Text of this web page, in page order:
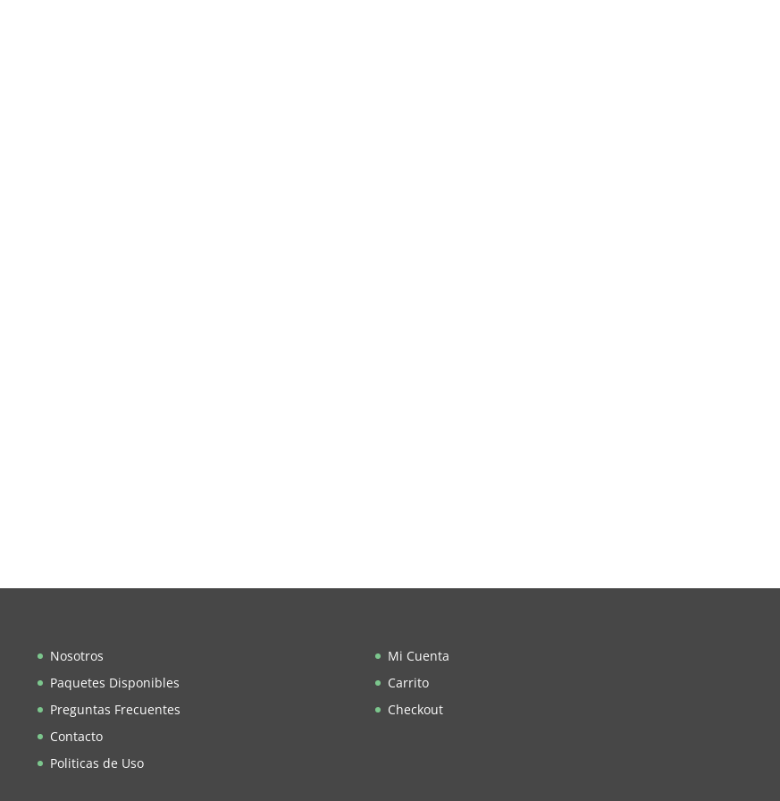
Nosotros
Paquetes Disponibles
Preguntas Frecuentes
Contacto
Politicas de Uso
Mi Cuenta
Carrito
Checkout